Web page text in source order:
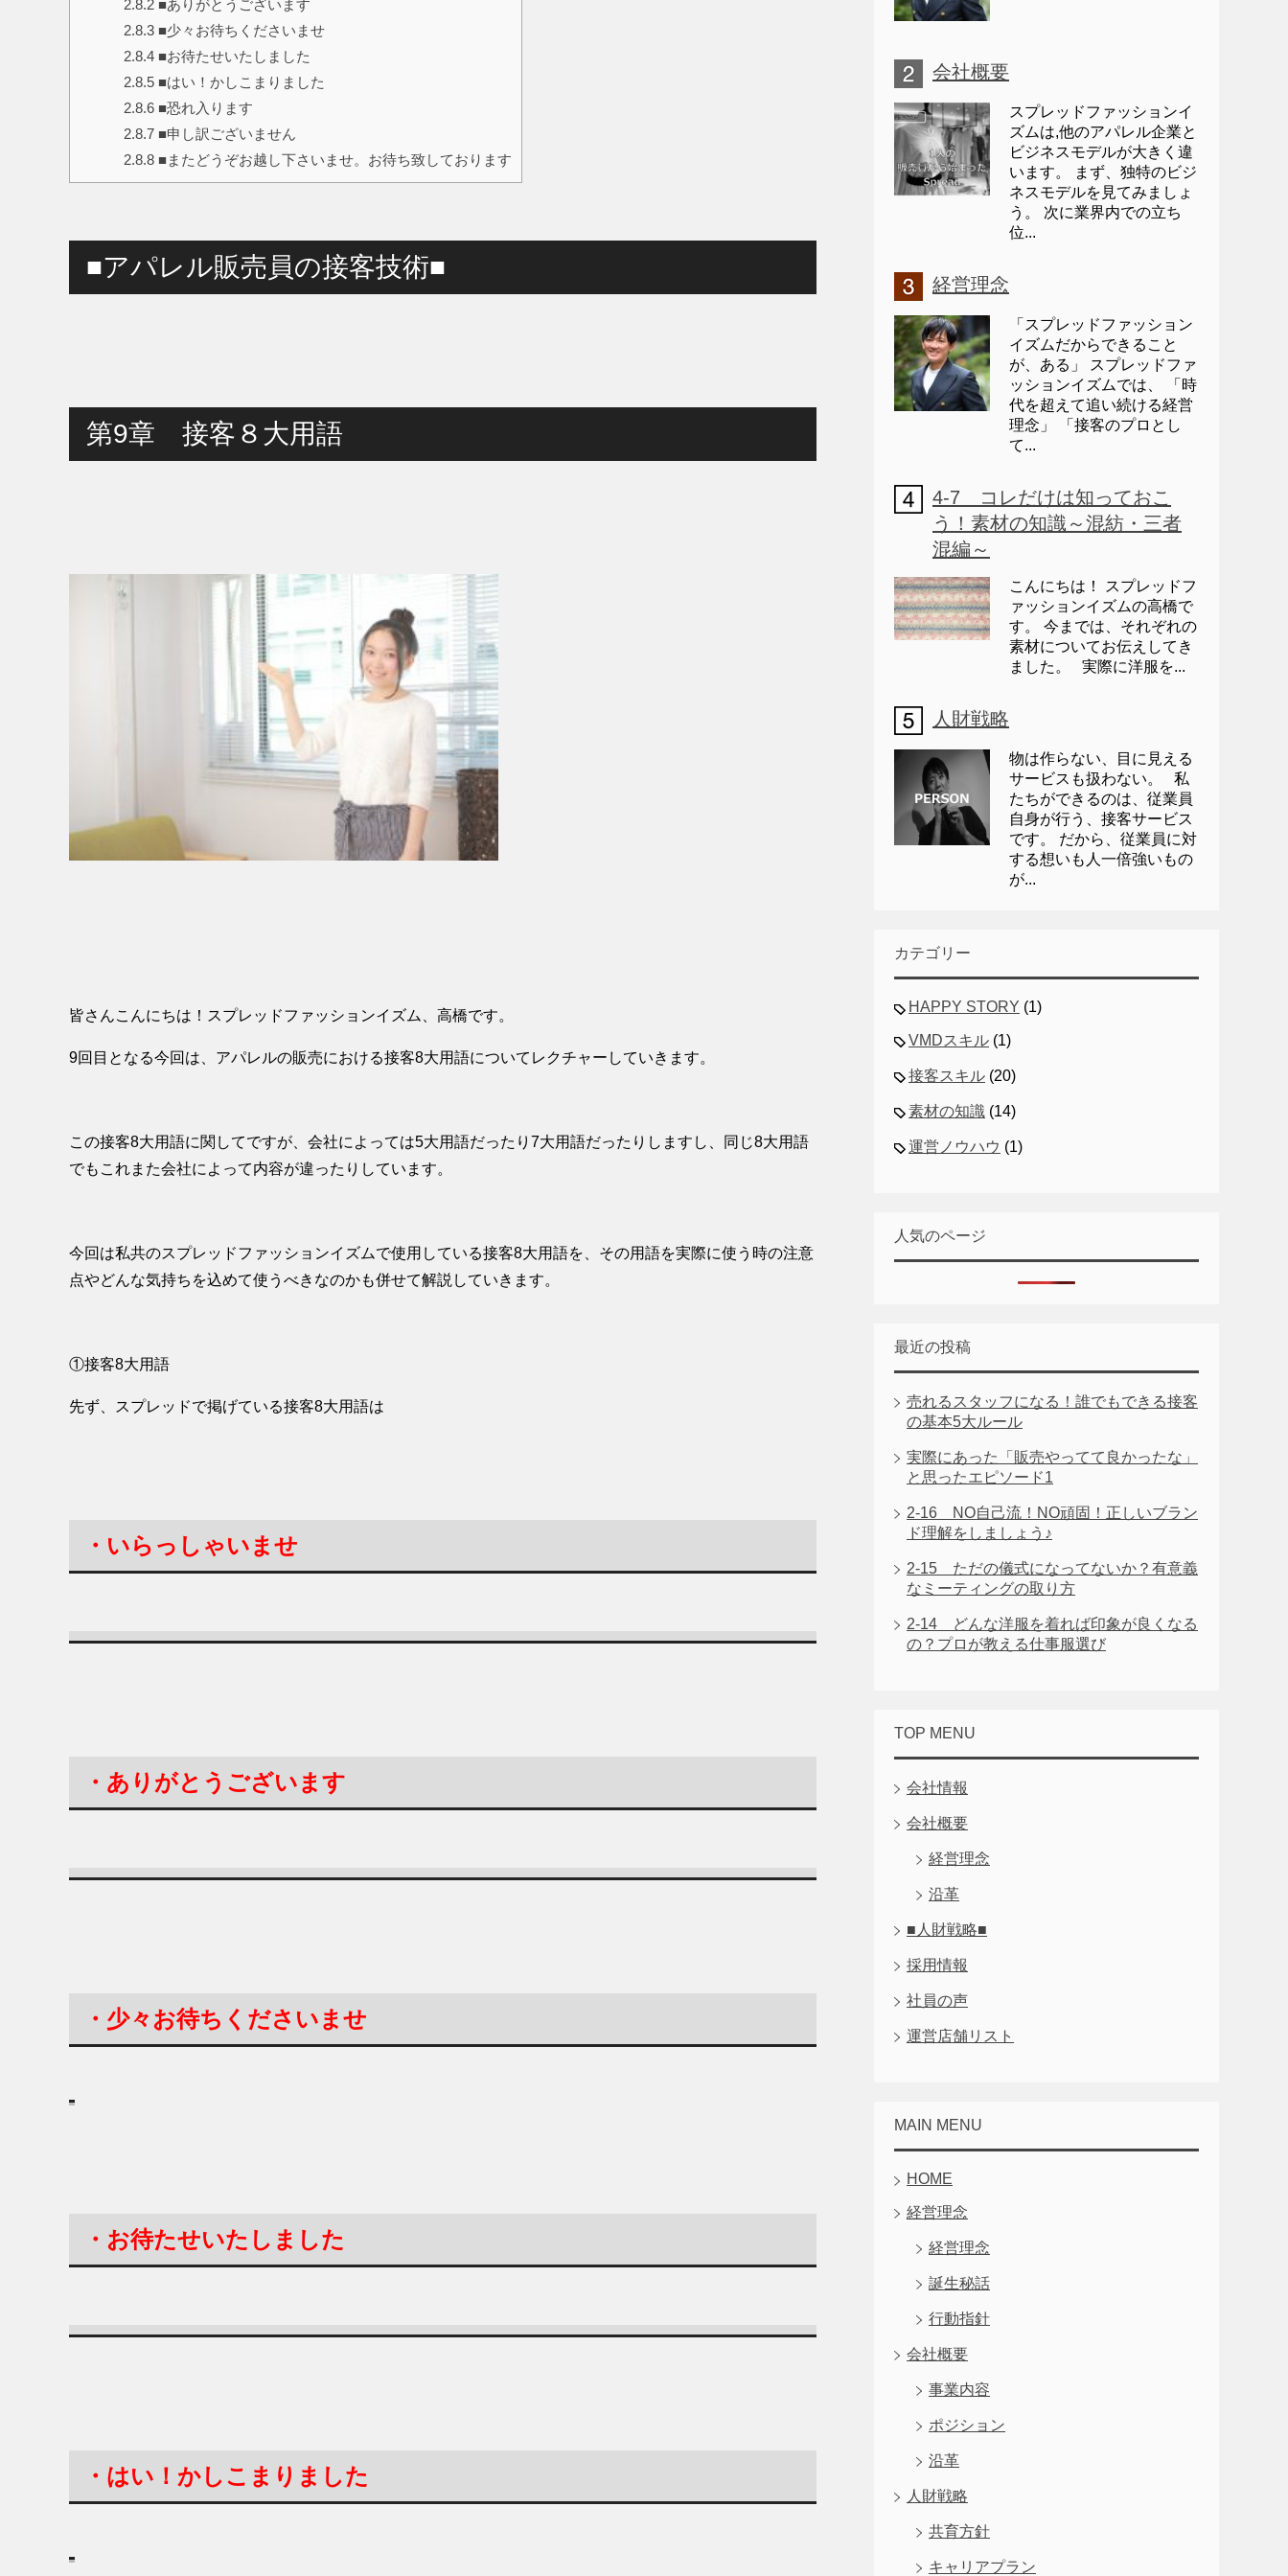
2.8.2■ありがとうございます
2.8.3■少々お待ちくださいませ
2.8.4■お待たせいたしました
2.8.5■はい！かしこまりました
2.8.6■恐れ入ります
2.8.7■申し訳ございません
2.8.8■またどうぞお越し下さいませ。お待ち致しております
■アパレル販売員の接客技術■
第9章 接客８大用語
皆さんこんにちは！スプレッドファッションイズム、高橋です。
9回目となる今回は、アパレルの販売における接客8大用語についてレクチャーしていきます。
この接客8大用語に関してですが、会社によっては5大用語だったり7大用語だったりしますし、同じ8大用語
でもこれまた会社によって内容が違ったりしています。
今回は私共のスプレッドファッションイズムで使用している接客8大用語を、その用語を実際に使う時の注意
点やどんな気持ちを込めて使うべきなのかも併せて解説していきます。
①接客8大用語
先ず、スプレッドで掲げている接客8大用語は
・いらっしゃいませ
・ありがとうございます
・少々お待ちくださいませ
・お待たせいたしました
・はい！かしこまりました
会社概要
スプレッドファッションイ
ズムは,他のアパレル企業と
ビジネスモデルが大きく違
います。 まず、独特のビジ
ネスモデルを見てみましょ
う。 次に業界内での立ち
位...
経営理念
「スプレッドファッション
イズムだからできること
が、ある」 スプレッドファ
ッションイズムでは、 「時
代を超えて追い続ける経営
理念」 「接客のプロとし
て...
4-7 コレだけは知っておこ
う！素材の知識～混紡・三者
混編～
こんにちは！ スプレッドフ
ァッションイズムの高橋で
す。 今までは、それぞれの
素材についてお伝えしてき
ました。 実際に洋服を...
人財戦略
物は作らない、目に見える
サービスも扱わない。 私
たちができるのは、従業員
自身が行う、接客サービス
です。 だから、従業員に対
する想いも人一倍強いもの
が...
カテゴリー
HAPPY STORY (1)
VMDスキル (1)
接客スキル (20)
素材の知識 (14)
運営ノウハウ (1)
人気のページ
最近の投稿
売れるスタッフになる！誰でもできる接客
の基本5大ルール
実際にあった「販売やってて良かったな」
と思ったエピソード1
2-16 NO自己流！NO頑固！正しいブラン
ド理解をしましょう♪
2-15 ただの儀式になってないか？有意義
なミーティングの取り方
2-14 どんな洋服を着れば印象が良くなる
の？プロが教える仕事服選び
TOP MENU
会社情報
会社概要
経営理念
沿革
■人財戦略■
採用情報
社員の声
運営店舗リスト
MAIN MENU
HOME
経営理念
経営理念
誕生秘話
行動指針
会社概要
事業内容
ポジション
沿革
人財戦略
共育方針
キャリアプラン